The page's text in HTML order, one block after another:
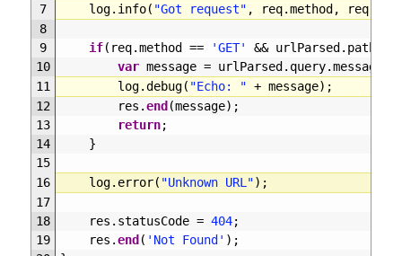
7
8
9
10
11
12
13
14
15
16
17
18
19
log. info( "Got request" , req.method , req
if( req.method == 'GET' && urlParsed .
var message = urlParsed . query.message
log.debug( "Echo: " + message) ;
res .end (message) ;
return;
}
log. error( "Unknown URL") ;
res . statusCode = 404;
res .end ( 'Not Found' ) ;